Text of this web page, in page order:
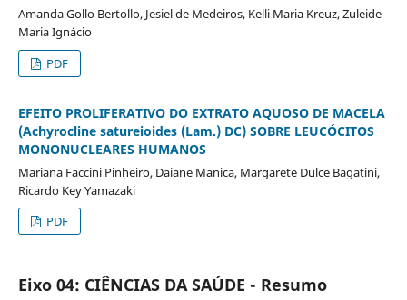
Amanda Gollo Bertollo, Jesiel de Medeiros, Kelli Maria Kreuz, Zuleide
Maria Ignácio
PDF
EFEITO PROLIFERATIVO DO EXTRATO AQUOSO DE MACELA
(Achyrocline satureioides (Lam.) DC) SOBRE LEUCÓCITOS
MONONUCLEARES HUMANOS
Mariana Faccini Pinheiro, Daiane Manica, Margarete Dulce Bagatini,
Ricardo Key Yamazaki
PDF
Eixo 04: CIÊNCIAS DA SAÚDE - Resumo